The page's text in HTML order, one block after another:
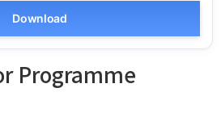
Download
Programme